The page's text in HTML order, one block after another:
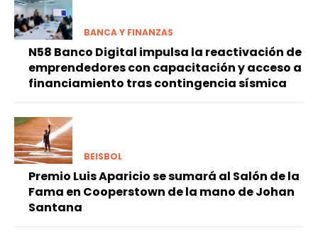
BANCA Y FINANZAS
N58 Banco Digital impulsa la reactivación de
emprendedores con capacitación y acceso a
financiamiento tras contingencia sísmica
BEISBOL
Premio Luis Aparicio se sumará al Salón de la
Fama en Cooperstown de la mano de Johan
Santana